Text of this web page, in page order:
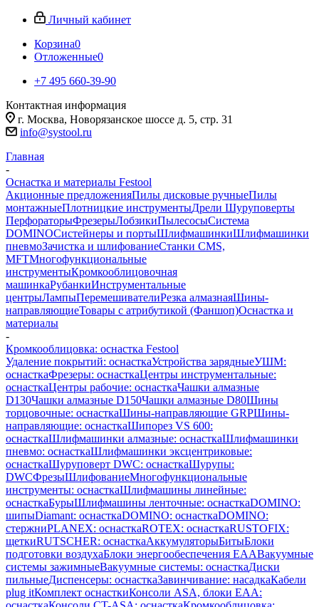
Личный кабинет
Корзина0
Отложенные0
+7 495 660-39-90
Контактная информация
г. Москва, Новорязанское шоссе д. 5, стр. 31
info@systool.ru
Главная
-
Оснастка и материалы Festool
Акционные предложенияПилы дисковые ручныеПилы
монтажныеПлотницкие инструментыДрели Шуруповерты
ПерфораторыФрезерыЛобзикиПылесосыСистема
DOMINOСистейнеры и портыШлифмашинкиШлифмашинки
пневмоЗачистка и шлифованиеСтанки CMS,
MFTМногофункциональные
инструментыКромкооблицовочная
машинкаРубанкиИнструментальные
центрыЛампыПеремешивателиРезка алмазнаяШины-
направляющиеТовары с атрибутикой (Фаншоп)Оснастка и
материалы
-
Кромкооблицовка: оснастка Festool
Удаление покрытий: оснасткаУстройства зарядныеУШМ:
оснасткаФрезеры: оснасткаЦентры инструментальные:
оснасткаЦентры рабочие: оснасткаЧашки алмазные
D130Чашки алмазные D150Чашки алмазные D80Шины
торцовочные: оснасткаШины-направляющие GRPШины-
направляющие: оснасткаШипорез VS 600:
оснасткаШлифмашинки алмазные: оснасткаШлифмашинки
пневмо: оснасткаШлифмашинки эксцентриковые:
оснасткаШуруповерт DWC: оснасткаШурупы:
DWCФрезыШлифованиеМногофункциональные
инструменты: оснасткаШлифмашины линейные:
оснасткаБурыШлифмашины ленточные: оснасткаDOMINO:
шипыDiamant: оснасткаDOMINO: оснасткаDOMINO:
стержниPLANEX: оснасткаROTEX: оснасткаRUSTOFIX:
щеткиRUTSCHER: оснасткаАккумуляторыБитыБлоки
подготовки воздухаБлоки энергообеспечения EAAВакуумные
системы зажимныеВакуумные системы: оснасткаДиски
пильныеДиспенсеры: оснасткаЗавинчивание: насадкаКабели
plug itКомплект оснасткиКонсоли ASA, блоки EAA: